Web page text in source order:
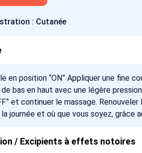
: Cutanée
en position “ON” Appliquer une fine
bas en haut avec une légère
et continuer le massage.
journée et où que vous soyez, grâce
/ Excipients à effets notoires